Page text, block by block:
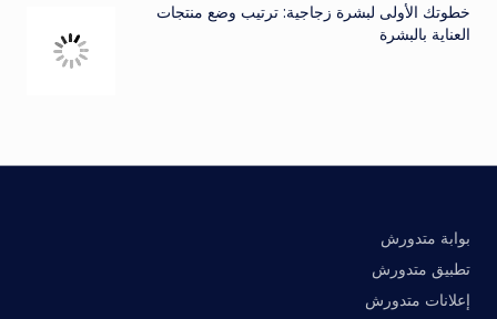
خطوتك الأولى لبشرة زجاجية: ترتيب وضع منتجات
العناية بالبشرة
بوابة متدورش
تطبيق متدورش
إعلانات متدورش